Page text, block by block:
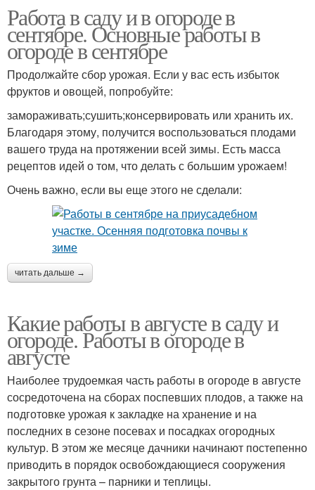
Работа в саду и в огороде в
сентябре. Основные работы в
огороде в сентябре
Продолжайте сбор урожая. Если у вас есть избыток
фруктов и овощей, попробуйте:
замораживать;сушить;консервировать или хранить их.
Благодаря этому, получится воспользоваться плодами
вашего труда на протяжении всей зимы. Есть масса
рецептов идей о том, что делать с большим урожаем!
Очень важно, если вы еще этого не сделали:
читать дальше →
Какие работы в августе в саду и
огороде. Работы в огороде в
августе
Наиболее трудоемкая часть работы в огороде в августе
сосредоточена на сборах поспевших плодов, а также на
подготовке урожая к закладке на хранение и на
последних в сезоне посевах и посадках огородных
культур. В этом же месяце дачники начинают постепенно
приводить в порядок освобождающиеся сооружения
закрытого грунта – парники и теплицы.